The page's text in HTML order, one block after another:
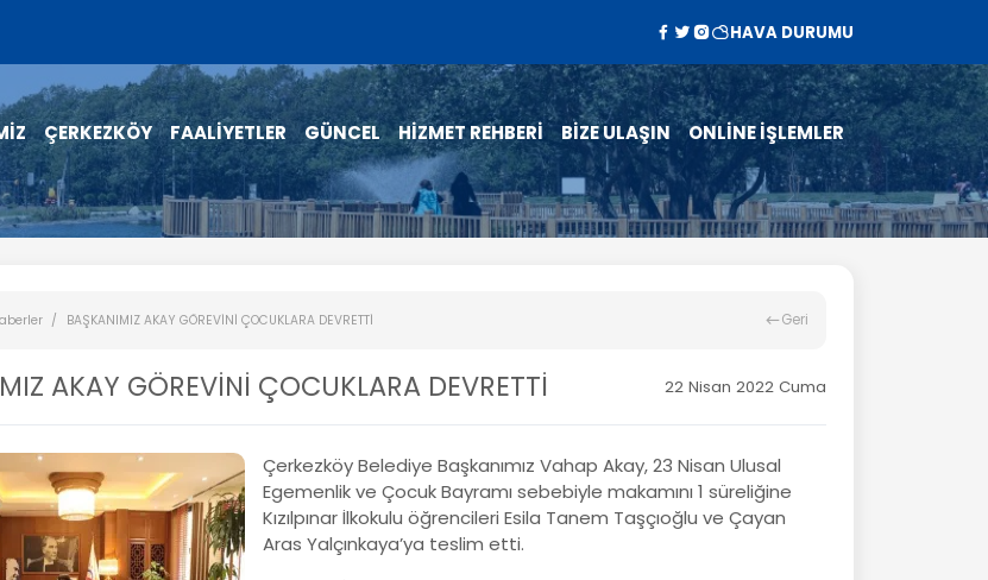
HAVA DURUMU
ÇERKEZKÖY FAALİYETLER GÜNCEL HİZMET REHBERİ BİZE ULAŞIN ONLİNE İŞLEMLER
BAŞKANIMIZ AKAY GÖREVİNİ ÇOCUKLARA DEVRETTİ Geri
AKAY GÖREVİNİ ÇOCUKLARA DEVRETTİ 22 Nisan 2022 Cuma
Çerkezköy Belediye Başkanımız Vahap Akay, 23 Nisan Ulusal
Egemenlik ve Çocuk Bayramı sebebiyle makamını 1 süreliğine
Kızılpınar İlkokulu öğrencileri Esila Tanem Taşçıoğlu ve Çayan
Aras Yalçınkaya’ya teslim etti.